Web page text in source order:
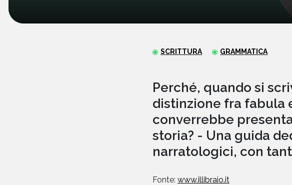
SCRITTURA GRAMMATICA
Perché, quando si
distinzione fra fabula
converrebbe
storia? - Una guida
narratologici, con
Fonte: www.illibraio.it